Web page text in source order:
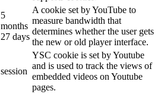
5
months
27 days
A cookie set by YouTube to
measure bandwidth that
determines whether the user gets
the new or old player interface.
session
YSC cookie is set by Youtube
and is used to track the views of
embedded videos on Youtube
pages.